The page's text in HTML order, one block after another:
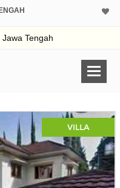
Jawa Tengah
VILLA